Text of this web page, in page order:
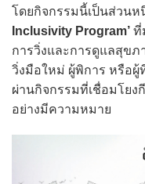
โดยกิจกรรมนี้เป็นส่วนห
Inclusivity Program’ ที่
การวิ่งและการดูแลสุขภ
วิ่งมือใหม่ ผู้พิการ หรือ
ผ่านกิจกรรมที่เชื่อมโย
อย่างมีความหมาย